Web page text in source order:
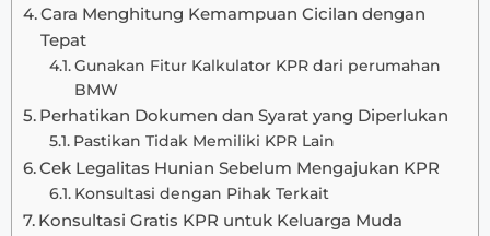
Cara Menghitung Kemampuan Cicilan dengan
Tepat
Gunakan Fitur Kalkulator KPR dari perumahan
BMW
Perhatikan Dokumen dan Syarat yang Diperlukan
Pastikan Tidak Memiliki KPR Lain
Cek Legalitas Hunian Sebelum Mengajukan KPR
Konsultasi dengan Pihak Terkait
Konsultasi Gratis KPR untuk Keluarga Muda